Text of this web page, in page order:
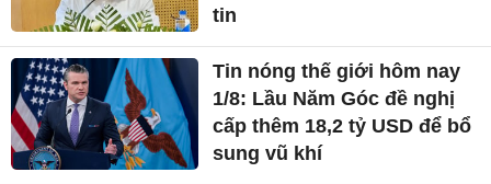
tin
Tin nóng thế giới hôm nay
1/8: Lầu Năm Góc đề nghị
cấp thêm 18,2 tỷ USD để bổ
sung vũ khí